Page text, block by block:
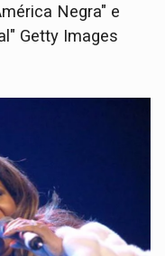
Negra" e
Getty Images